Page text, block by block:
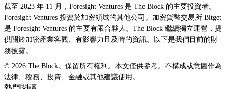
截至 2023 年 11 月，Foresight Ventures 是 The Block 的主要投資者。
Foresight Ventures 投資於加密領域的其他公司。加密貨幣交易所 Bitget
是 Foresight Ventures 的主要有限合夥人。The Block 繼續獨立運營，提
供關於加密產業客觀、有影響力且及時的資訊。以下是我們目前的財
務披露。
© 2026 The Block。保留所有權利。本文僅供參考。不構成或意圖作為
法律、稅務、投資、金融或其他建議使用。